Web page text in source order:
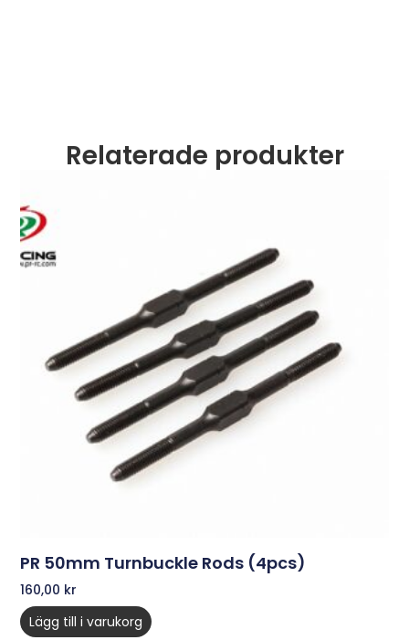
Relaterade produkter
PR 50mm Turnbuckle Rods (4pcs)
160,00 kr
Lägg till i varukorg